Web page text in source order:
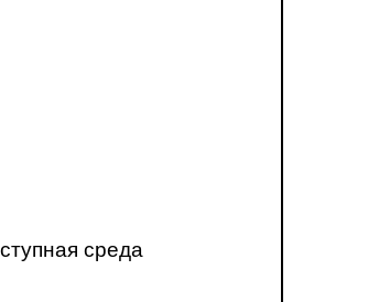
среда